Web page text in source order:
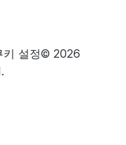
키 설정© 2026
.